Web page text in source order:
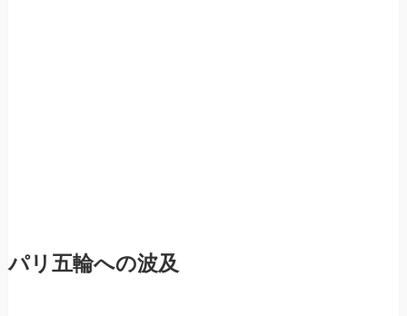
パリ五輪への波及